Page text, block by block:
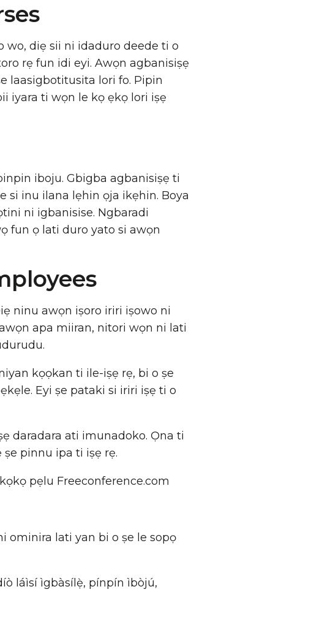
wo, diẹ sii ni idaduro deede ti o
rẹ fun idi eyi. Awọn agbanisiṣẹ
laasigbotitusita lori fo. Pipin
iyara ti wọn le kọ ẹkọ lori iṣẹ
iboju. Gbigba agbanisiṣẹ ti
si inu ilana lẹhin ọja ikẹhin. Boya
ni igbanisise. Ngbaradi
fun ọ lati duro yato si awọn
ninu awọn iṣoro iriri iṣowo ni
apa miiran, nitori wọn ni lati
kọọkan ti ile-iṣẹ rẹ, bi o ṣe
Eyi ṣe pataki si iriri iṣẹ ti o
daradara ati imunadoko. Ọna ti
pinnu ipa ti iṣẹ rẹ.
pẹlu Freeconference.com
ominira lati yan bi o ṣe le sopọ
láìsí ìgbàsílẹ̀, pínpín ìbòjú,